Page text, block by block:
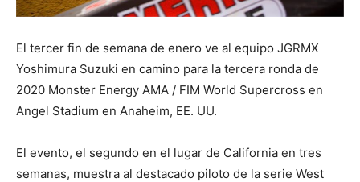
El tercer fin de semana de enero ve al equipo JGRMX
Yoshimura Suzuki en camino para la tercera ronda de
2020 Monster Energy AMA / FIM World Supercross en
Angel Stadium en Anaheim, EE. UU.
El evento, el segundo en el lugar de California en tres
semanas, muestra al destacado piloto de la serie West